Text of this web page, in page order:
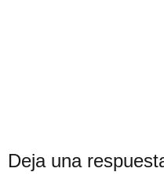
Deja una